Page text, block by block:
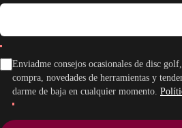
Enviadme consejos ocasionales de disc
compra, novedades de herramientas y
darme de baja en cualquier momento.